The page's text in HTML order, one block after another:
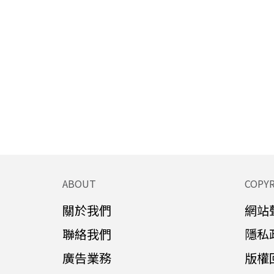
ABOUT
關於我們
聯絡我們
廣告業務
網站
隱私
版權